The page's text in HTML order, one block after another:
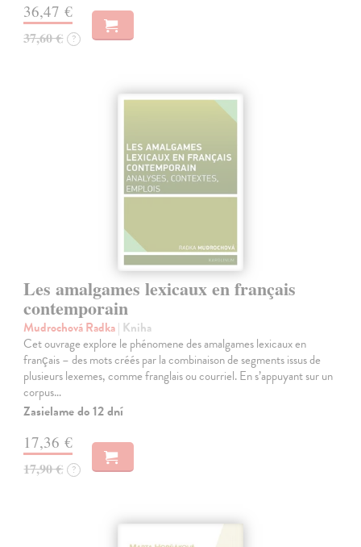
36,47 €
37,60 € ?
Les amalgames lexicaux en français
contemporain
Mudrochová Radka| Kniha
Cet ouvrage explore le phénomene des amalgames lexicaux en
français – des mots créés par la combinaison de segments issus de
plusieurs lexemes, comme franglais ou courriel. En s’appuyant sur un
corpus…
Zasielame do 12 dní
17,36 €
17,90 € ?